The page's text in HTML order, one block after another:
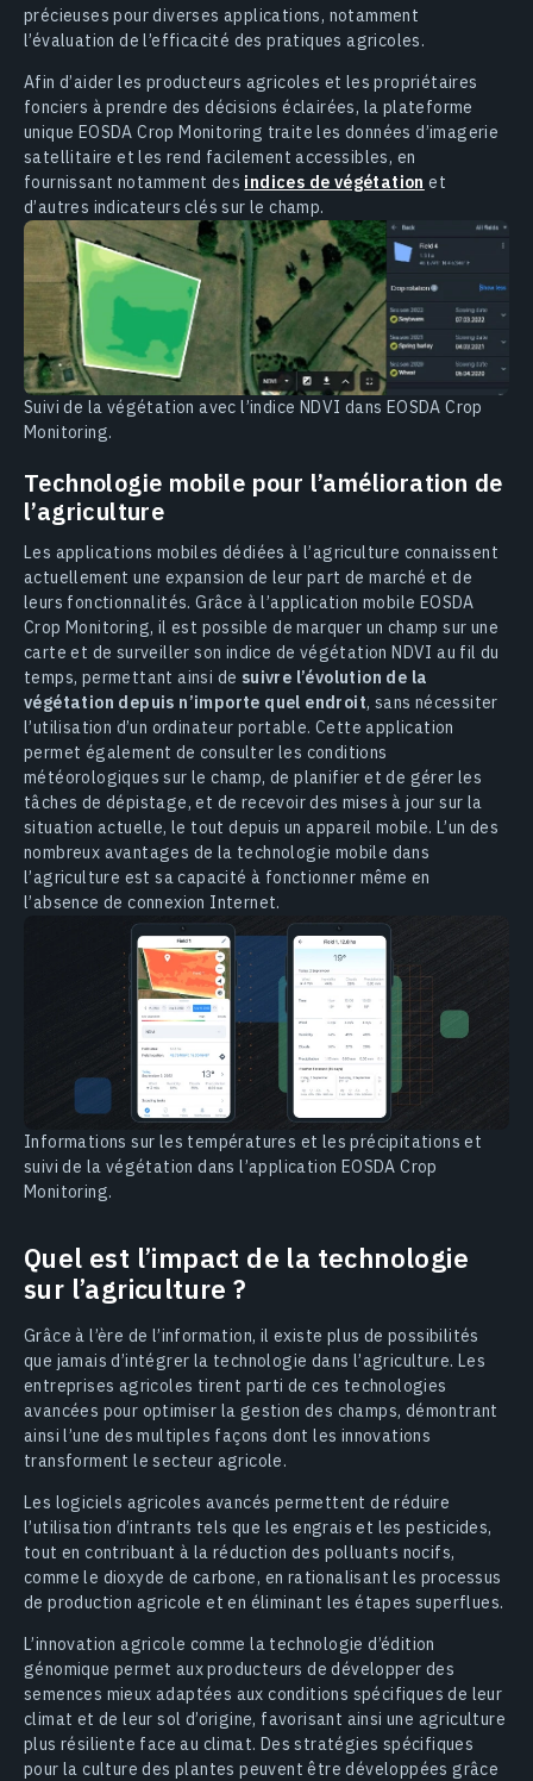
précieuses pour diverses applications, notamment
l’évaluation de l’efficacité des pratiques agricoles.
Afin d’aider les producteurs agricoles et les propriétaires
fonciers à prendre des décisions éclairées, la plateforme
unique EOSDA Crop Monitoring traite les données d’imagerie
satellitaire et les rend facilement accessibles, en
fournissant notamment des indices de végétation et
d’autres indicateurs clés sur le champ.
Suivi de la végétation avec l’indice NDVI dans EOSDA Crop
Monitoring.
Technologie mobile pour l’amélioration de
l’agriculture
Les applications mobiles dédiées à l’agriculture connaissent
actuellement une expansion de leur part de marché et de
leurs fonctionnalités. Grâce à l’application mobile EOSDA
Crop Monitoring, il est possible de marquer un champ sur une
carte et de surveiller son indice de végétation NDVI au fil du
temps, permettant ainsi de suivre l’évolution de la
végétation depuis n’importe quel endroit, sans nécessiter
l’utilisation d’un ordinateur portable. Cette application
permet également de consulter les conditions
météorologiques sur le champ, de planifier et de gérer les
tâches de dépistage, et de recevoir des mises à jour sur la
situation actuelle, le tout depuis un appareil mobile. L’un des
nombreux avantages de la technologie mobile dans
l’agriculture est sa capacité à fonctionner même en
l’absence de connexion Internet.
Informations sur les températures et les précipitations et
suivi de la végétation dans l’application EOSDA Crop
Monitoring.
Quel est l’impact de la technologie
sur l’agriculture ?
Grâce à l’ère de l’information, il existe plus de possibilités
que jamais d’intégrer la technologie dans l’agriculture. Les
entreprises agricoles tirent parti de ces technologies
avancées pour optimiser la gestion des champs, démontrant
ainsi l’une des multiples façons dont les innovations
transforment le secteur agricole.
Les logiciels agricoles avancés permettent de réduire
l’utilisation d’intrants tels que les engrais et les pesticides,
tout en contribuant à la réduction des polluants nocifs,
comme le dioxyde de carbone, en rationalisant les processus
de production agricole et en éliminant les étapes superflues.
L’innovation agricole comme la technologie d’édition
génomique permet aux producteurs de développer des
semences mieux adaptées aux conditions spécifiques de leur
climat et de leur sol d’origine, favorisant ainsi une agriculture
plus résiliente face au climat. Des stratégies spécifiques
pour la culture des plantes peuvent être développées grâce